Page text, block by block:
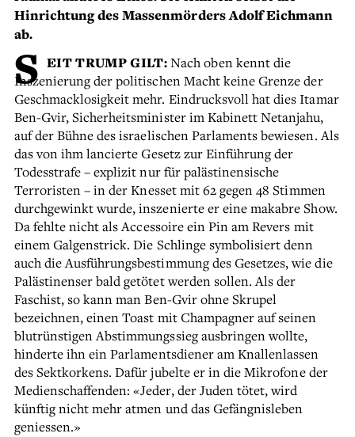
Hinrichtung des Massenmörders Adolf Eichmann
ab.
S EIT TRUMP GILT:Nach oben kennt die
Inszenierung der politischen Macht keine Grenze der
Geschmacklosigkeit mehr. Eindrucksvoll hat dies Itamar
Ben-Gvir, Sicherheitsminister im Kabinett Netanjahu,
auf der Bühne des israelischen Parlaments bewiesen. Als
das von ihm lancierte Gesetz zur Einführung der
Todesstrafe – explizit nur für palästinensische
Terroristen – in der Knesset mit 62 gegen 48 Stimmen
durchgewinkt wurde, inszenierte er eine makabre Show.
Da fehlte nicht als Accessoire ein Pin am Revers mit
einem Galgenstrick. Die Schlinge symbolisiert denn
auch die Ausführungsbestimmung des Gesetzes, wie die
Palästinenser bald getötet werden sollen. Als der
Faschist, so kann man Ben-Gvir ohne Skrupel
bezeichnen, einen Toast mit Champagner auf seinen
blutrünstigen Abstimmungssieg ausbringen wollte,
hinderte ihn ein Parlamentsdiener am Knallenlassen
des Sektkorkens. Dafür jubelte er in die Mikrofone der
Medienschaffenden: «Jeder, der Juden tötet, wird
künftig nicht mehr atmen und das Gefängnisleben
geniessen.»